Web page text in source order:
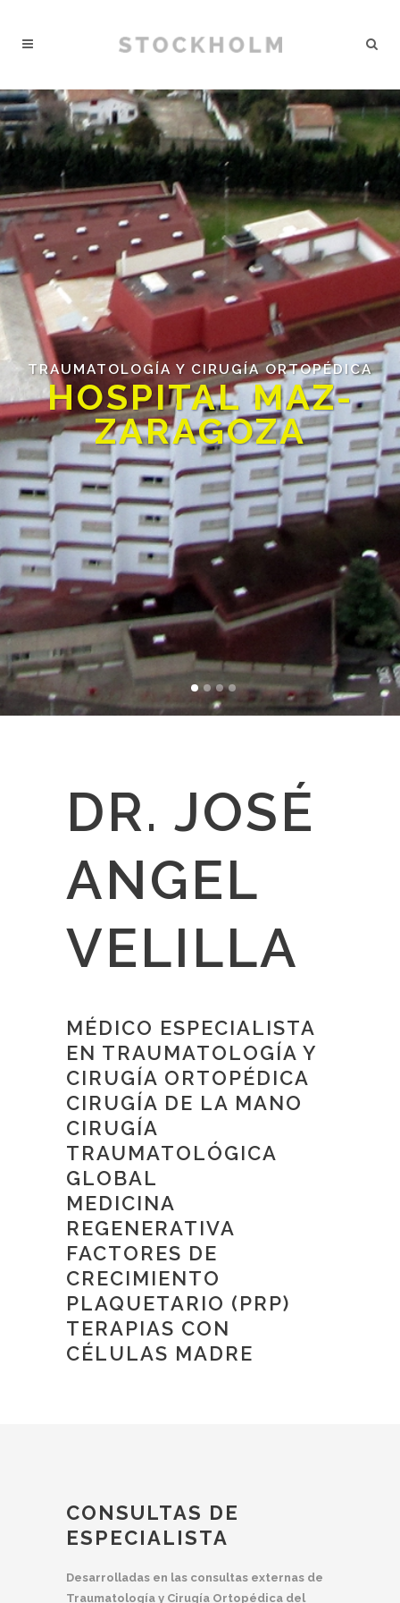
TRAUMATOLOGÍA Y CIRUGÍA ORTOPÉDICA
HOSPITAL MAZ-
ZARAGOZA
DR. JOSÉ
ANGEL
VELILLA
MÉDICO ESPECIALISTA
EN TRAUMATOLOGÍA Y
CIRUGÍA ORTOPÉDICA
CIRUGÍA DE LA MANO
CIRUGÍA
TRAUMATOLÓGICA
GLOBAL
MEDICINA
REGENERATIVA
FACTORES DE
CRECIMIENTO
PLAQUETARIO (PRP)
TERAPIAS CON
CÉLULAS MADRE
CONSULTAS DE
ESPECIALISTA
Desarrolladas en las consultas externas de
Traumatología y Cirugía Ortopédica del